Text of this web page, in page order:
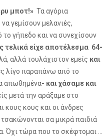
μποτ!» Τα αγόρια
γεμίσουν μελανιές,
γήπεδο και να συνεχίσουν
τελικά είχε αποτέλεσμα 64-
αλλά τουλάχιστον εμείς και
λίγο παραπάνω από το
απωθημένα- και χάσαμε και
μετά την αράξαμε στο
κους κους και οι άνδρες
σα μικρά παιδιά
Όχι τώρα που το σκέφτομαι …